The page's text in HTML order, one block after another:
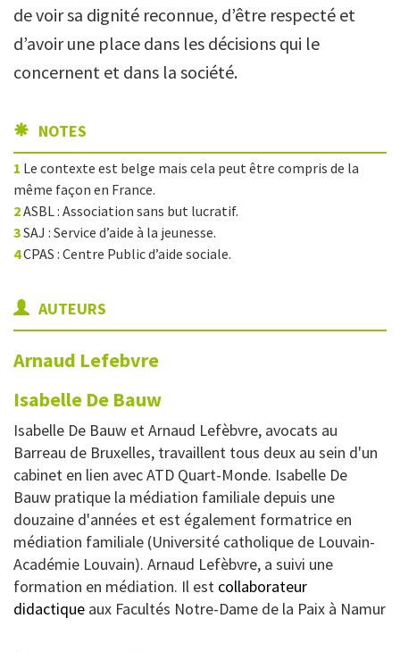
de voir sa dignité reconnue, d’être respecté et
d’avoir une place dans les décisions qui le
concernent et dans la société.
NOTES
1 Le contexte est belge mais cela peut être compris de la
même façon en France.
2ASBL : Association sans but lucratif.
3SAJ : Service d’aide à la jeunesse.
4CPAS : Centre Public d’aide sociale.
AUTEURS
Arnaud Lefebvre
Isabelle De Bauw
Isabelle De Bauw et Arnaud Lefèbvre, avocats au
Barreau de Bruxelles, travaillent tous deux au sein d'un
cabinet en lien avec ATD Quart-Monde. Isabelle De
Bauw pratique la médiation familiale depuis une
douzaine d'années et est également formatrice en
médiation familiale (Université catholique de Louvain-
Académie Louvain). Arnaud Lefèbvre, a suivi une
formation en médiation. Il est collaborateur
didactique aux Facultés Notre-Dame de la Paix à Namur